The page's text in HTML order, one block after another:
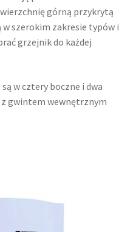
górną przykrytą
szerokim zakresie typów i
grzejnik do każdej
w cztery boczne i dwa
gwintem wewnętrznym